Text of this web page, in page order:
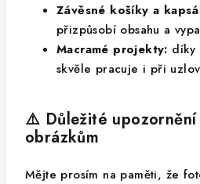
Závěsné košíky a
přizpůsobí obsahu a
Macramé projekty: díky
skvěle pracuje i při
⚠️ Důležité upozornění
obrázkům
Mějte prosím na paměti, že